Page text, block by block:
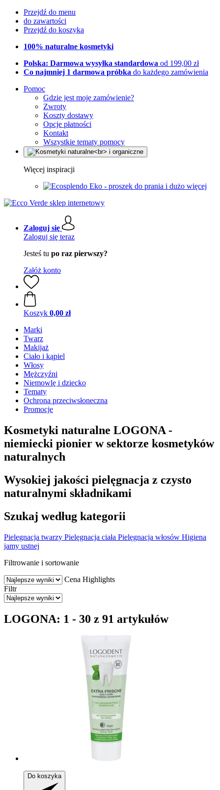
Przejdź do menu
do zawartości
Przejdź do koszyka
100% naturalne kosmetyki
Polska: Darmowa wysyłka standardowa od 199,00 zł
Co najmniej 1 darmowa próbka do każdego zamówienia
Pomoc
Gdzie jest moje zamówienie?
Zwroty
Koszty dostawy
Opcje płatności
Kontakt
Wszystkie tematy pomocy
Więcej inspiracji
Eko - proszek do prania i dużo więcej
Zaloguj się
Zaloguj się teraz
Jesteś tu po raz pierwszy?
Załóż konto
Koszyk 0,00 zł
Marki
Twarz
Makijaż
Ciało i kąpiel
Włosy
Mężczyźni
Niemowlę i dziecko
Tematy
Ochrona przeciwsłoneczna
Promocje
Kosmetyki naturalne LOGONA -
niemiecki pionier w sektorze kosmetyków
naturalnych
Wysokiej jakości pielęgnacja z czysto
naturalnymi składnikami
Szukaj według kategorii
Pielęgnacja twarzy Pielęgnacja ciała Pielęgnacja włosów Higiena
jamy ustnej
Filtrowanie i sortowanie
Cena Highlights
Filtr
LOGONA: 1 - 30 z 91 artykułów
Do koszyka